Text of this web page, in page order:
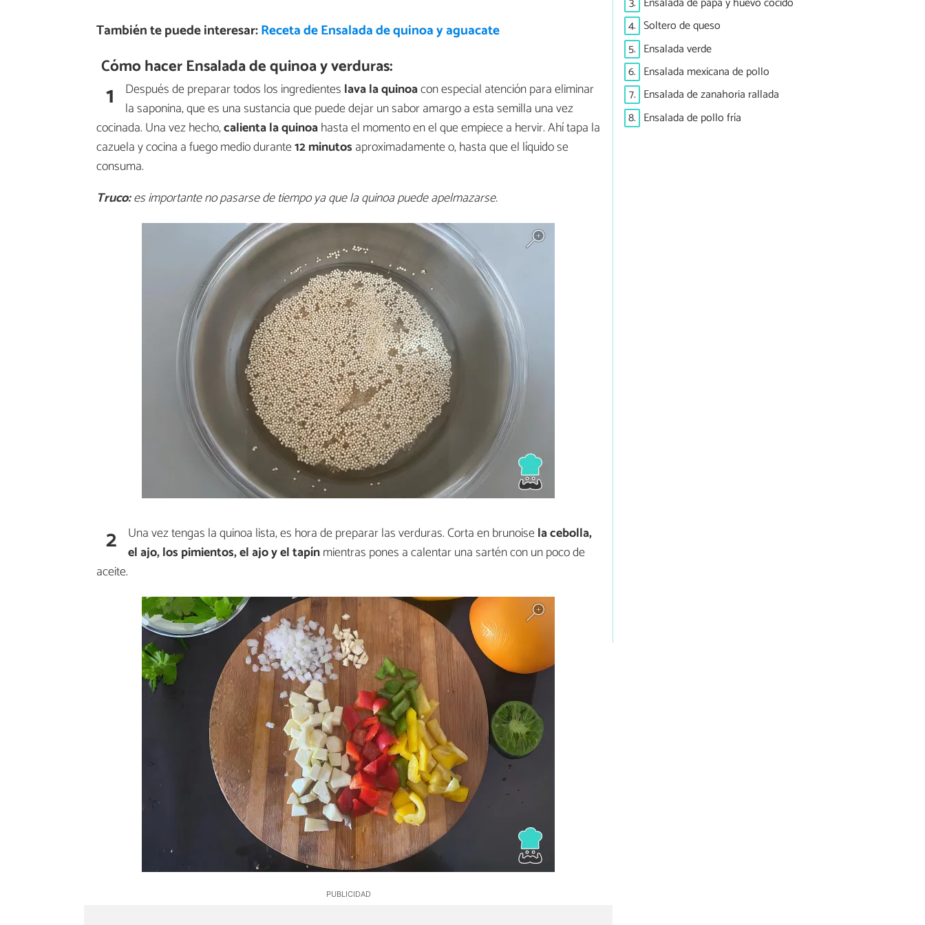
También te puede interesar:Receta de Ensalada de quinoa y aguacate
Cómo hacer Ensalada de quinoa y verduras:
1 Después de preparar todos los ingredientes lava la quinoacon especial atención para eliminar
la saponina, que es una sustancia que puede dejar un sabor amargo a esta semilla una vez
cocinada. Una vez hecho,calienta la quinoahasta el momento en el que empiece a hervir. Ahí tapa la
cazuela y cocina a fuego medio durante12 minutos aproximadamente o, hasta que el líquido se
consuma.
Truco:es importante no pasarse de tiempo ya que la quinoa puede apelmazarse.
2 Una vez tengas la quinoa lista, es hora de preparar las verduras. Corta en brunoisela cebolla,
el ajo, los pimientos, el ajo y el tapínmientras pones a calentar una sartén con un poco de
aceite.
4. Soltero de queso
5. Ensalada verde
6. Ensalada mexicana de pollo
7. Ensalada de zanahoria rallada
8. Ensalada de pollo fría